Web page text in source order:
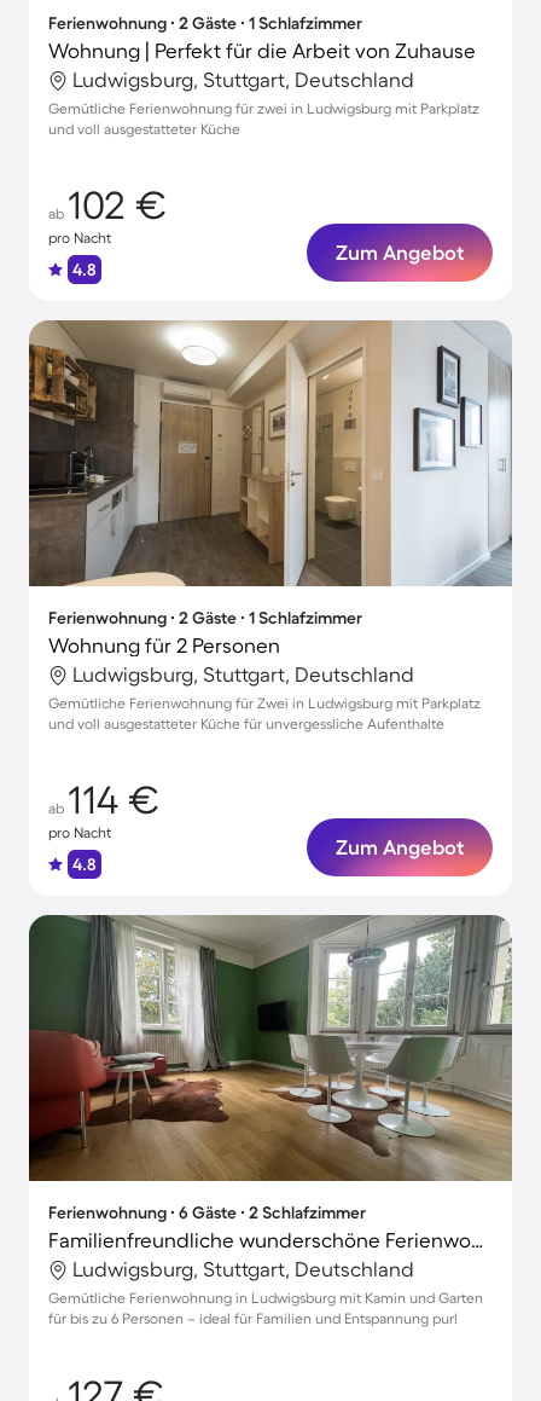
Ferienwohnung ∙ 2 Gäste ∙ 1 Schlafzimmer
Wohnung | Perfekt für die Arbeit von Zuhause
Ludwigsburg, Stuttgart, Deutschland
Gemütliche Ferienwohnung für zwei in Ludwigsburg mit Parkplatz
und voll ausgestatteter Küche
ab 102 €
pro Nacht
4.8
Zum Angebot
Ferienwohnung ∙ 2 Gäste ∙ 1 Schlafzimmer
Wohnung für 2 Personen
Ludwigsburg, Stuttgart, Deutschland
Gemütliche Ferienwohnung für Zwei in Ludwigsburg mit Parkplatz
und voll ausgestatteter Küche für unvergessliche Aufenthalte
ab 114 €
pro Nacht
4.8
Zum Angebot
Ferienwohnung ∙ 6 Gäste ∙ 2 Schlafzimmer
Familienfreundliche wunderschöne Ferienwohnung mit Garten und Grill | Stadtblick
Ludwigsburg, Stuttgart, Deutschland
Gemütliche Ferienwohnung in Ludwigsburg mit Kamin und Garten
für bis zu 6 Personen – ideal für Familien und Entspannung pur!